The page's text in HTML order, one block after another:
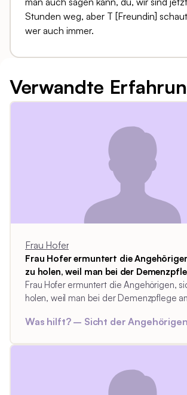
Stunden weg, aber T [Freundin]
wer auch immer.
Verwandte
Frau Hofer
Frau Hofer ermuntert die
zu holen, weil man bei der
eigenen Grenzen stößt und die
darunter leide.
Frau Hofer ermuntert die Angehörigen,
holen, weil man bei der Demenzpflege
Was hilft? – Sicht der Angehörigen